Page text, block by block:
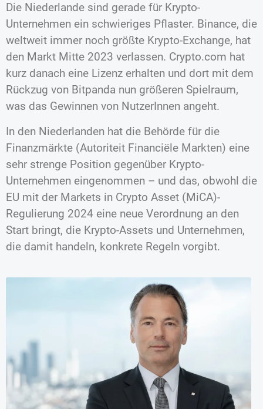
Die Niederlande sind gerade für Krypto-
Unternehmen ein schwieriges Pflaster. Binance, die
weltweit immer noch größte Krypto-Exchange, hat
den Markt Mitte 2023 verlassen. Crypto.com hat
kurz danach eine Lizenz erhalten und dort mit dem
Rückzug von Bitpanda nun größeren Spielraum,
was das Gewinnen von NutzerInnen angeht.
In den Niederlanden hat die Behörde für die
Finanzmärkte (Autoriteit Financiële Markten) eine
sehr strenge Position gegenüber Krypto-
Unternehmen eingenommen – und das, obwohl die
EU mit der Markets in Crypto Asset (MiCA)-
Regulierung 2024 eine neue Verordnung an den
Start bringt, die Krypto-Assets und Unternehmen,
die damit handeln, konkrete Regeln vorgibt.